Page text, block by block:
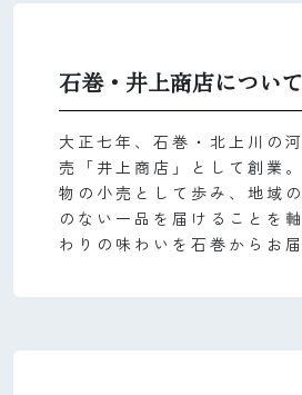
石巻・井上商店について
大正七年、石巻・北上川の
売「井上商店」として創業
物の小売として歩み、地域
のない一品を届けることを
わりの味わいを石巻からお